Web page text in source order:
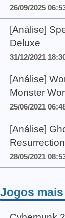
26/09/2025
[Análise]
Deluxe
31/12/2021
[Análise]
Monster
25/06/2021
[Análise]
Resurrection
28/05/2021
Jogos